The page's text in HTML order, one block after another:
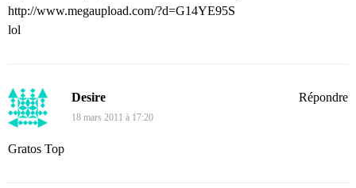
http://www.megaupload.com/?d=G14YE95S
lol
Desire
18 mars 2011 à 17:20
Gratos Top
Répondre